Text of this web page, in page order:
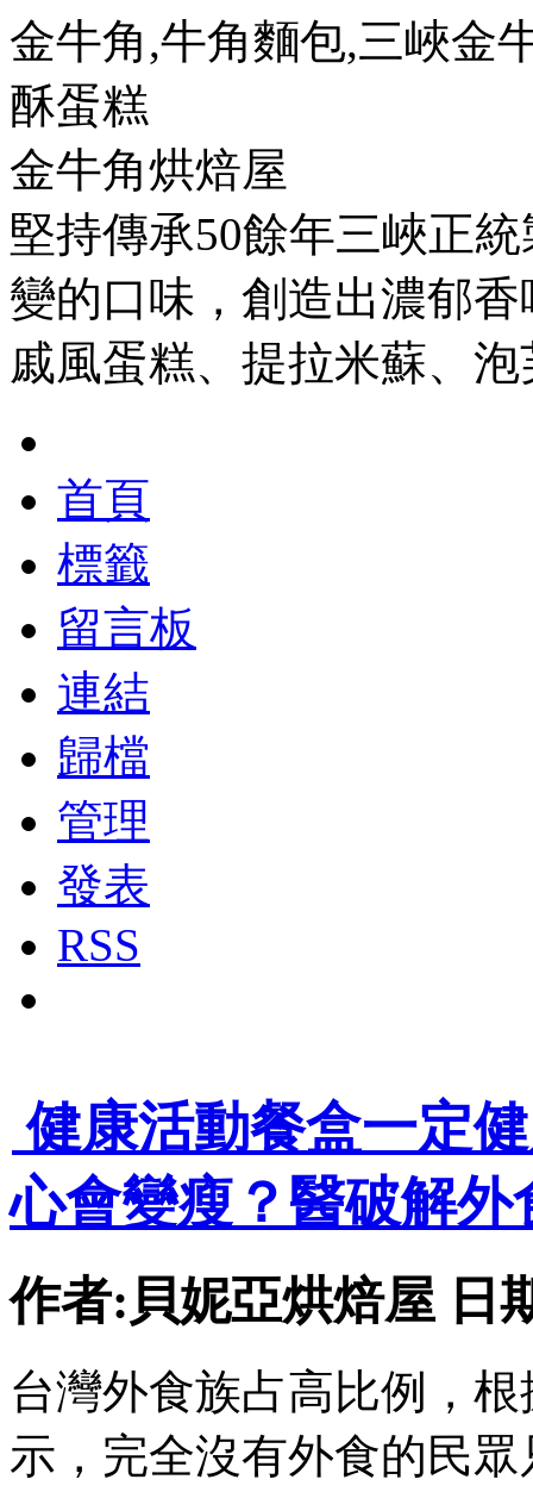
金牛角,牛角麵包,三峽金
酥蛋糕
金牛角烘焙屋
堅持傳承50餘年三峽正
變的口味，創造出濃郁
戚風蛋糕、提拉米蘇、
首頁
標籤
留言板
連結
歸檔
管理
發表
RSS
健康活動餐盒一定
心會變瘦？醫破解外
作者:貝妮亞烘焙屋 日
台灣外食族占高比例，
示，完全沒有外食的民